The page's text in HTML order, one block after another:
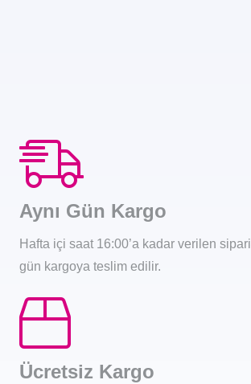
Aynı Gün Kargo
Hafta içi saat 16:00’a kadar verilen
gün kargoya teslim edilir.
Ücretsiz Kargo